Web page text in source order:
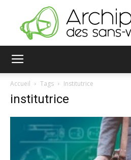
sans-
Accueil Tags Institutrice
institutrice